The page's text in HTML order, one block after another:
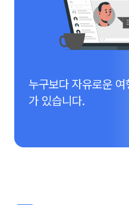
누구보다 자유로운
가 있습니다.